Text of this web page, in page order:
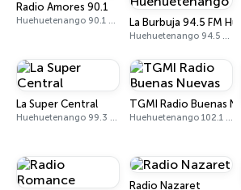
Radio Amores 90.1
Huehuetenango 90.1 FM La Burbuja 94.5 FM
Huehuetenango 94.5 FM
La Super Central
Huehuetenango 99.3 FM
TGMI Radio Buenas
Huehuetenango 102.1 FM
Radio Nazaret